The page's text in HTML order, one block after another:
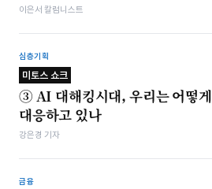
이은서 칼럼니스트
심층기획
미토스 쇼크
③ AI 대해킹시대, 우리는 어떻게
대응하고 있나
강은경 기자
금융